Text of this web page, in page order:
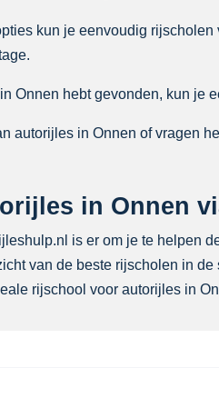
kun je eenvoudig
Onnen hebt gevonden, kun je
autorijles in Onnen of vragen
in Onnen
is er om je te helpen
van de beste rijscholen in
rijschool voor autorijles in